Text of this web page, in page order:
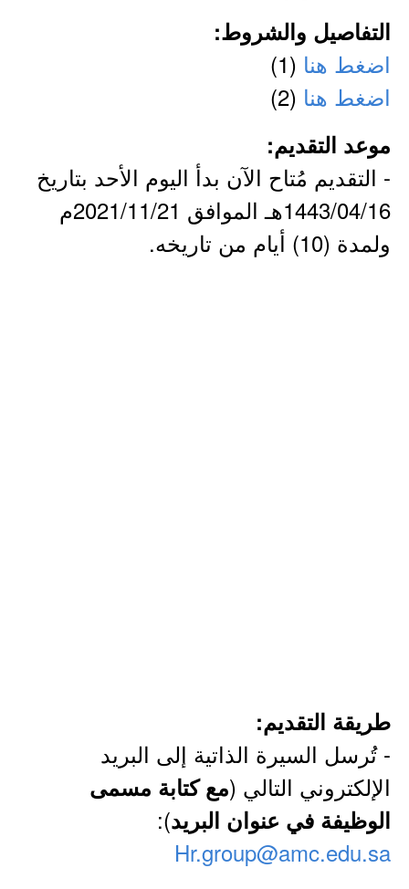
التفاصيل والشروط:
اضغط هنا (1)
اضغط هنا (2)
موعد التقديم:
- التقديم مُتاح الآن بدأ اليوم الأحد بتاريخ
1443/04/16هـ الموافق 2021/11/21م
ولمدة (10) أيام من تاريخه.
طريقة التقديم:
- تُرسل السيرة الذاتية إلى البريد
الإلكتروني التالي (مع كتابة مسمى
الوظيفة في عنوان البريد):
Hr.group@amc.edu.sa